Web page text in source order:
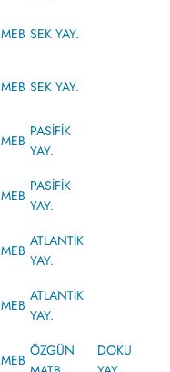
MEB SEK YAY.
MEB SEK YAY.
MEB
PASİFİK
YAY.
MEB
PASİFİK
YAY.
MEB
ATLANTİK
YAY.
MEB
ATLANTİK
YAY.
MEB
ÖZGÜN
DOKU